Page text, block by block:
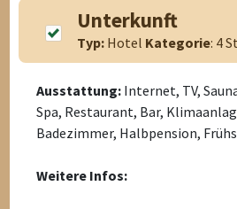
Unterkunft
Typ: Hotel Kategorie: 4
Ausstattung: Internet, TV,
Spa, Restaurant, Bar,
Badezimmer, Halbpension,
Weitere Infos: